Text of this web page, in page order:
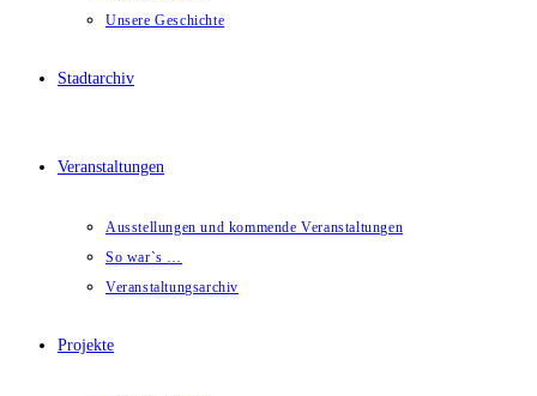
Unsere Geschichte
Stadtarchiv
Veranstaltungen
Ausstellungen und kommende Veranstaltungen
So war`s …
Veranstaltungsarchiv
Projekte